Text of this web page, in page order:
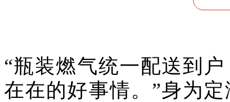
“瓶装燃气统一配送到
在在的好事情。”身为